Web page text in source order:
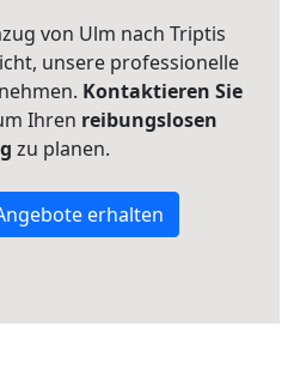
von Ulm nach Triptis
unsere professionelle
Kontaktieren Sie
Ihren reibungslosen
zu planen.
erhalten